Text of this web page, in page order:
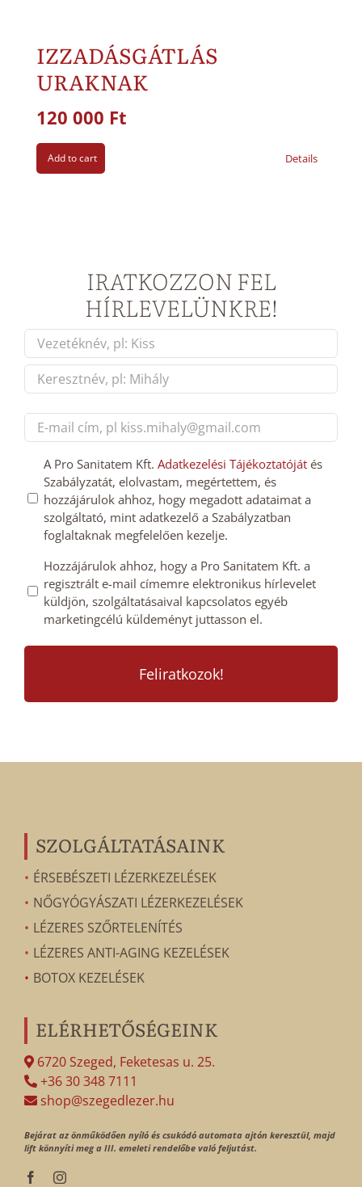
IZZADÁSGÁTLÁS
URAKNAK
120 000 Ft
Add to cart Details
IRATKOZZON FEL
HÍRLEVELÜNKRE!
Név
*
First
mail
cím
GDPT
hozzájárulás
*
A Pro Sanitatem Kft. Adatkezelési Tájékoztatójátés
Szabályzatát, elolvastam, megértettem, és
hozzájárulok ahhoz, hogy megadott adataimat a
szolgáltató, mint adatkezelő a Szabályzatban
foglaltaknak megfelelően kezelje.
Mailchimp
feliratkozás
megerősítése
Hozzájárulok ahhoz, hogy a Pro Sanitatem Kft. a
regisztrált e-mail címemre elektronikus hírlevelet
küldjön, szolgáltatásaival kapcsolatos egyéb
marketingcélú küldeményt juttasson el.
SZOLGÁLTATÁSAINK
ÉRSEBÉSZETI LÉZERKEZELÉSEK
NŐGYÓGYÁSZATI LÉZERKEZELÉSEK
LÉZERES SZŐRTELENÍTÉS
LÉZERES ANTI-AGING KEZELÉSEK
BOTOX KEZELÉSEK
ELÉRHETŐSÉGEINK
6720 Szeged, Feketesas u. 25.
+36 30 348 7111
shop@szegedlezer.hu
Bejárat az önműködően nyíló és csukódó automata ajtón keresztül, majd
lift könnyíti meg a III. emeleti rendelőbe való feljutást.